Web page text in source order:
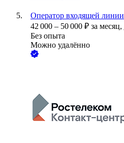
Оператор входящей линии
42 000 – 50 000 ₽ за месяц,
Без опыта
Можно удалённо